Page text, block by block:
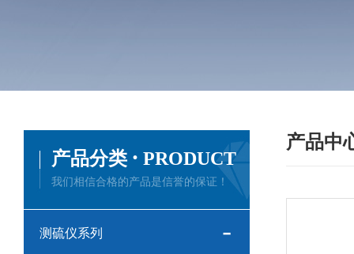
产品中
产品分类 · PRODUCT
我们相信合格的产品是信誉的保证！
测硫仪系列